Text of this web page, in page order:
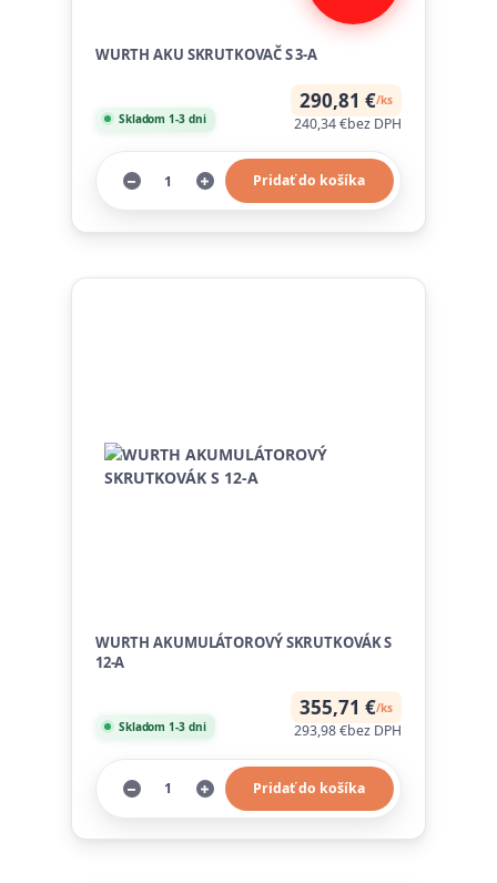
WURTH AKU SKRUTKOVAČ S 3-A
290,81 €/ks
240,34 €bez DPH
Skladom 1-3 dni
Pridať do košíka
WURTH AKUMULÁTOROVÝ SKRUTKOVÁK S
12-A
355,71 €/ks
293,98 €bez DPH
Skladom 1-3 dni
Pridať do košíka